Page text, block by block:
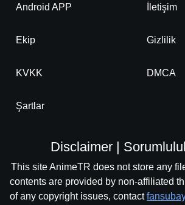
Android APP İletişim
Ekip Gizlilik
KVKK DMCA
Şartlar
Disclaimer |
This site AnimeTR does not store any
contents are provided by non-affiliated
of any copyright issues, contact